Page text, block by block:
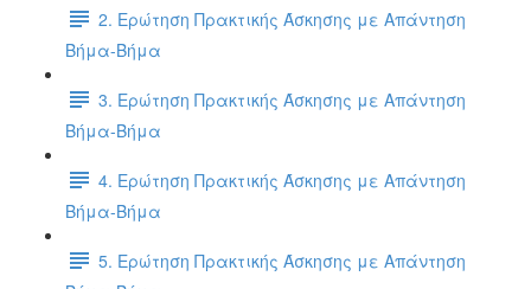
2. Ερώτηση Πρακτικής Άσκησης με Απάντηση
Βήμα-Βήμα
3. Ερώτηση Πρακτικής Άσκησης με Απάντηση
Βήμα-Βήμα
4. Ερώτηση Πρακτικής Άσκησης με Απάντηση
Βήμα-Βήμα
5. Ερώτηση Πρακτικής Άσκησης με Απάντηση